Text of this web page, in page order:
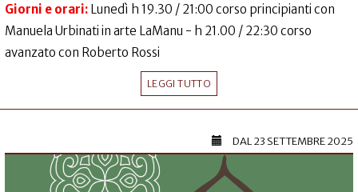
Giorni e orari: Lunedì h 19.30 / 21:00 corso principianti con
Manuela Urbinati in arte LaManu - h 21.00 / 22:30 corso
avanzato con Roberto Rossi
LEGGI TUTTO
DAL23 SETTEMBRE 2025